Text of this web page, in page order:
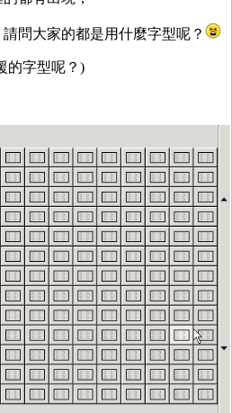
問大家的都是用什麼字型呢？
的字型呢？)